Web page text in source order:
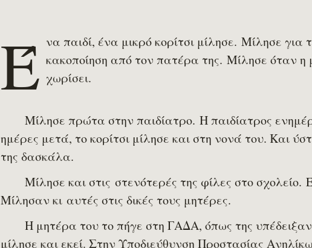
Έ να παιδί, ένα μικρό κορίτσι μίλησε. Μίλησε για
κακοποίηση από τον πατέρα της. Μίλησε όταν
χωρίσει.
Μίλησε πρώτα στην παιδίατρο. Η παιδίατρος
ημέρες μετά, το κορίτσι μίλησε και στη νονά του. Και
της δασκάλα.
Μίλησε και στις στενότερές της φίλες στο σχολείο.
Μίλησαν κι αυτές στις δικές τους μητέρες.
Η μητέρα του το πήγε στη ΓΑΔΑ, όπως της
μίλησε και εκεί. Στην Υποδιεύθυνση Προστασίας